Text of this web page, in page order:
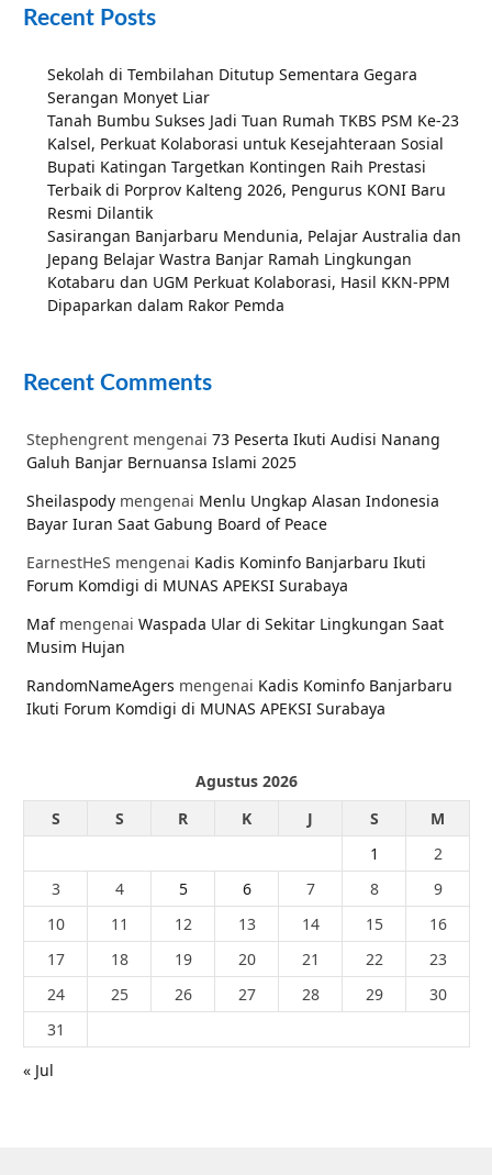
Recent Posts
Sekolah di Tembilahan Ditutup Sementara Gegara
Serangan Monyet Liar
Tanah Bumbu Sukses Jadi Tuan Rumah TKBS PSM Ke-23
Kalsel, Perkuat Kolaborasi untuk Kesejahteraan Sosial
Bupati Katingan Targetkan Kontingen Raih Prestasi
Terbaik di Porprov Kalteng 2026, Pengurus KONI Baru
Resmi Dilantik
Sasirangan Banjarbaru Mendunia, Pelajar Australia dan
Jepang Belajar Wastra Banjar Ramah Lingkungan
Kotabaru dan UGM Perkuat Kolaborasi, Hasil KKN-PPM
Dipaparkan dalam Rakor Pemda
Recent Comments
Stephengrent mengenai 73 Peserta Ikuti Audisi Nanang
Galuh Banjar Bernuansa Islami 2025
Sheilaspody mengenai Menlu Ungkap Alasan Indonesia
Bayar Iuran Saat Gabung Board of Peace
EarnestHeS mengenai Kadis Kominfo Banjarbaru Ikuti
Forum Komdigi di MUNAS APEKSI Surabaya
Mafmengenai Waspada Ular di Sekitar Lingkungan Saat
Musim Hujan
RandomNameAgers mengenai Kadis Kominfo Banjarbaru
Ikuti Forum Komdigi di MUNAS APEKSI Surabaya
Agustus 2026
S
S R K J S
M
1
2
3
4 5 6 7 8
9
10
11 12 13 14 15
16
17
18 19 20 21 22
23
24
25 26 27 28 29
30
31
« Jul